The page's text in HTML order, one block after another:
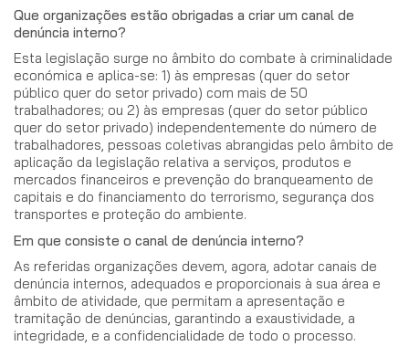
Que organizações estão obrigadas a criar um canal de
denúncia interno?
Esta legislação surge no âmbito do combate à criminalidade
económica e aplica-se: 1) às empresas (quer do setor
público quer do setor privado) com mais de 50
trabalhadores; ou 2) às empresas (quer do setor público
quer do setor privado) independentemente do número de
trabalhadores, pessoas coletivas abrangidas pelo âmbito de
aplicação da legislação relativa a serviços, produtos e
mercados financeiros e prevenção do branqueamento de
capitais e do financiamento do terrorismo, segurança dos
transportes e proteção do ambiente.
Em que consiste o canal de denúncia interno?
As referidas organizações devem, agora, adotar canais de
denúncia internos, adequados e proporcionais à sua área e
âmbito de atividade, que permitam a apresentação e
tramitação de denúncias, garantindo a exaustividade, a
integridade, e a confidencialidade de todo o processo.